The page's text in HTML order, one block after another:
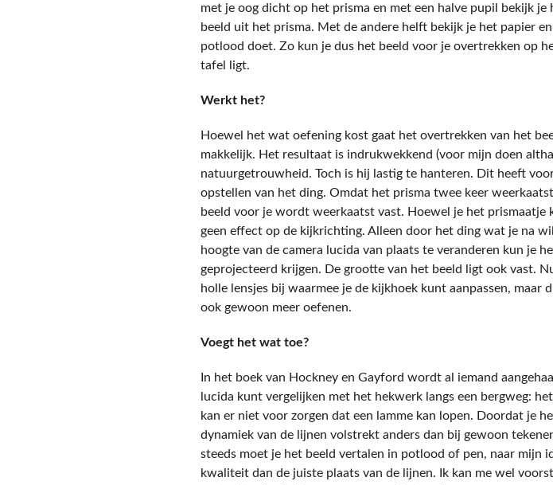
met je oog dicht op het prisma en met een halve pupil bekijk je
beeld uit het prisma. Met de andere helft bekijk je het papier
potlood doet. Zo kun je dus het beeld voor je overtrekken op
tafel ligt.
Werkt het?
Hoewel het wat oefening kost gaat het overtrekken van het
makkelijk. Het resultaat is indrukwekkend (voor mijn doen
natuurgetrouwheid. Toch is hij lastig te hanteren. Dit heeft
opstellen van het ding. Omdat het prisma twee keer
beeld voor je wordt weerkaatst vast. Hoewel je het prismaatje
geen effect op de kijkrichting. Alleen door het ding wat je na
hoogte van de camera lucida van plaats te veranderen kun je
geprojecteerd krijgen. De grootte van het beeld ligt ook vast.
holle lensjes bij waarmee je de kijkhoek kunt aanpassen,
ook gewoon meer oefenen.
Voegt het wat toe?
In het boek van Hockney en Gayford wordt al iemand
lucida kunt vergelijken met het hekwerk langs een bergweg:
kan er niet voor zorgen dat een lamme kan lopen. Doordat je
dynamiek van de lijnen volstrekt anders dan bij gewoon
steeds moet je het beeld vertalen in potlood of pen, naar mijn
kwaliteit dan de juiste plaats van de lijnen. Ik kan me wel